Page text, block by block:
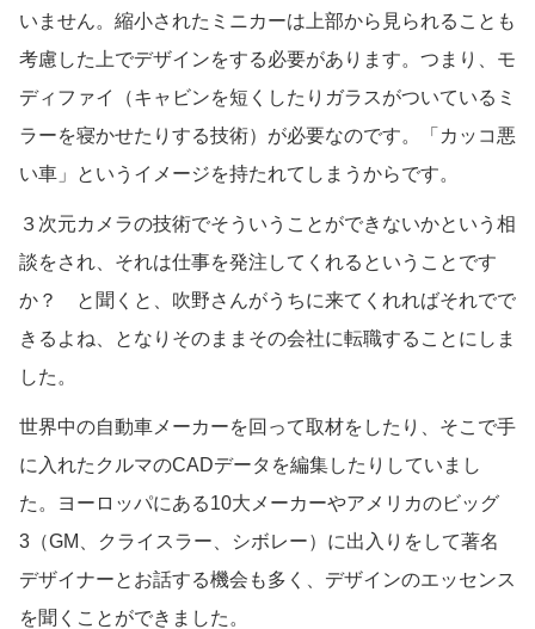
いません。縮小されたミニカーは上部から見られることも
考慮した上でデザインをする必要があります。つまり、モ
ディファイ（キャビンを短くしたりガラスがついているミ
ラーを寝かせたりする技術）が必要なのです。「カッコ悪
い車」というイメージを持たれてしまうからです。
３次元カメラの技術でそういうことができないかという相
談をされ、それは仕事を発注してくれるということです
か？ と聞くと、吹野さんがうちに来てくれればそれでで
きるよね、となりそのままその会社に転職することにしま
した。
世界中の自動車メーカーを回って取材をしたり、そこで手
に入れたクルマのCADデータを編集したりしていまし
た。ヨーロッパにある10大メーカーやアメリカのビッグ
3（GM、クライスラー、シボレー）に出入りをして著名
デザイナーとお話する機会も多く、デザインのエッセンス
を聞くことができました。